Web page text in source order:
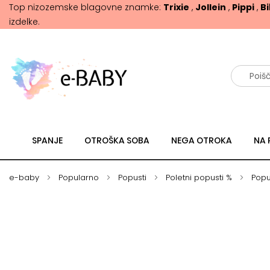
Top nizozemske blagovne znamke: Trixie , Jollein , Pippi ,
izdelke.
Išči
SPANJE OTROŠKA SOBA NEGA OTROKA NA
e-baby Popularno Popusti Poletni popusti %